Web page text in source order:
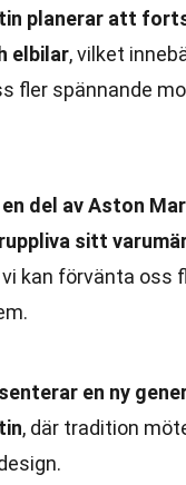
planerar att
elbilar, vilket
fler spännande
del av Aston
sitt
kan förvänta oss
en ny
, där tradition